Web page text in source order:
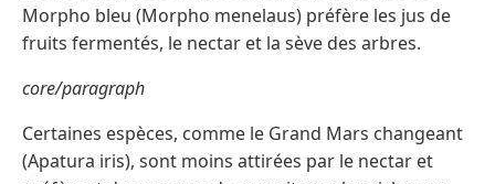
Morpho bleu (Morpho menelaus) préfère les jus de
fruits fermentés, le nectar et la sève des arbres.
core/paragraph
Certaines espèces, comme le Grand Mars changeant
(Apatura iris), sont moins attirées par le nectar et